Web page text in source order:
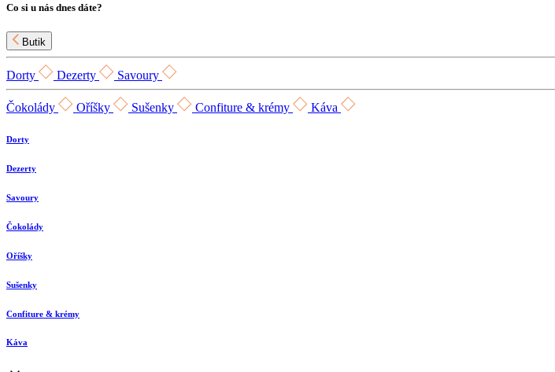
Co si u nás dnes dáte?
Butik
Dorty Dezerty Savoury
Čokolády Oříšky Sušenky Confiture & krémy Káva
Dorty
Dezerty
Savoury
Čokolády
Oříšky
Sušenky
Confiture & krémy
Káva